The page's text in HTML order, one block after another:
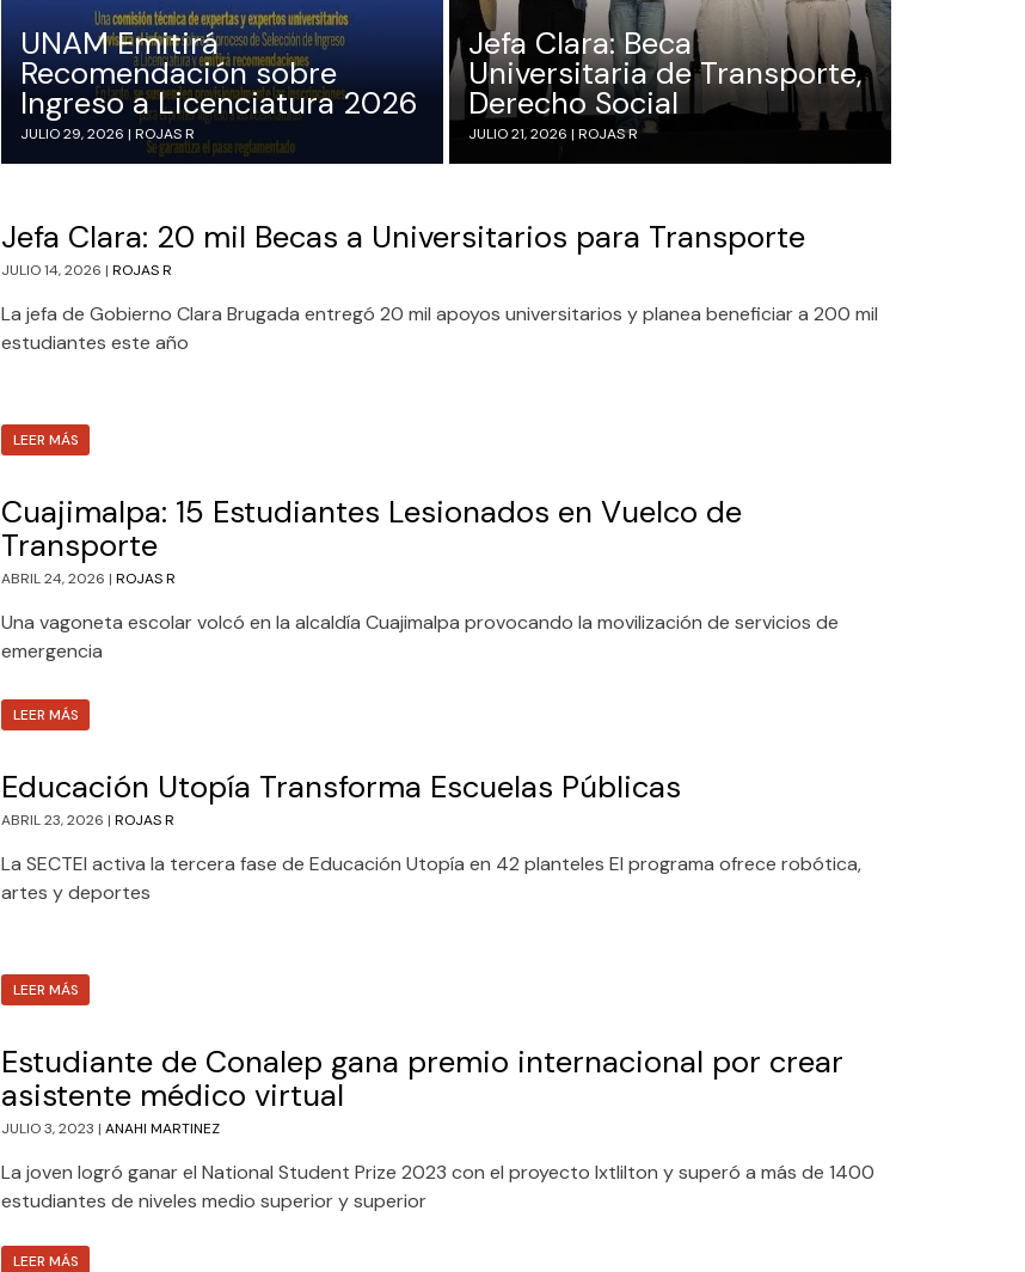
UNAM Emitirá
Recomendación sobre
Ingreso a Licenciatura 2026
JULIO 29, 2026 | ROJAS R
Jefa Clara: Beca
Universitaria de Transporte,
Derecho Social
JULIO 21, 2026 | ROJAS R
Jefa Clara: 20 mil Becas a Universitarios para Transporte
JULIO 14, 2026 | ROJAS R
La jefa de Gobierno Clara Brugada entregó 20 mil apoyos universitarios y planea beneficiar a 200 mil
estudiantes este año
LEER MÁS
Cuajimalpa: 15 Estudiantes Lesionados en Vuelco de
Transporte
ABRIL 24, 2026 | ROJAS R
Una vagoneta escolar volcó en la alcaldía Cuajimalpa provocando la movilización de servicios de
emergencia
LEER MÁS
Educación Utopía Transforma Escuelas Públicas
ABRIL 23, 2026 | ROJAS R
La SECTEI activa la tercera fase de Educación Utopía en 42 planteles El programa ofrece robótica,
artes y deportes
LEER MÁS
Estudiante de Conalep gana premio internacional por crear
asistente médico virtual
JULIO 3, 2023 | ANAHI MARTINEZ
La joven logró ganar el National Student Prize 2023 con el proyecto Ixtlilton y superó a más de 1400
estudiantes de niveles medio superior y superior
LEER MÁS